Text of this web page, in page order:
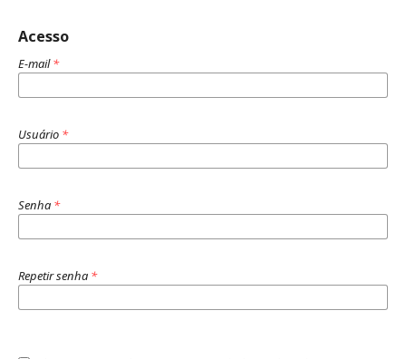
Acesso
E-mail*
Usuário *
Senha *
Repetir senha *